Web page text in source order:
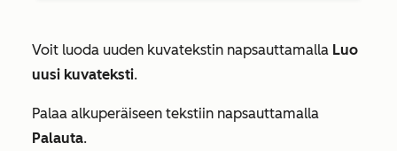
Voit luoda uuden kuvatekstin napsauttamalla Luo
uusi kuvateksti.
Palaa alkuperäiseen tekstiin napsauttamalla
Palauta.